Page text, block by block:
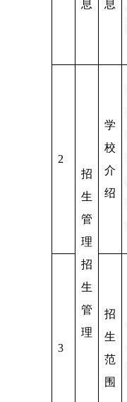
息
息
2
招
生
管
理
招
生
管
理
学
校
介
绍
3
招
生
范
围